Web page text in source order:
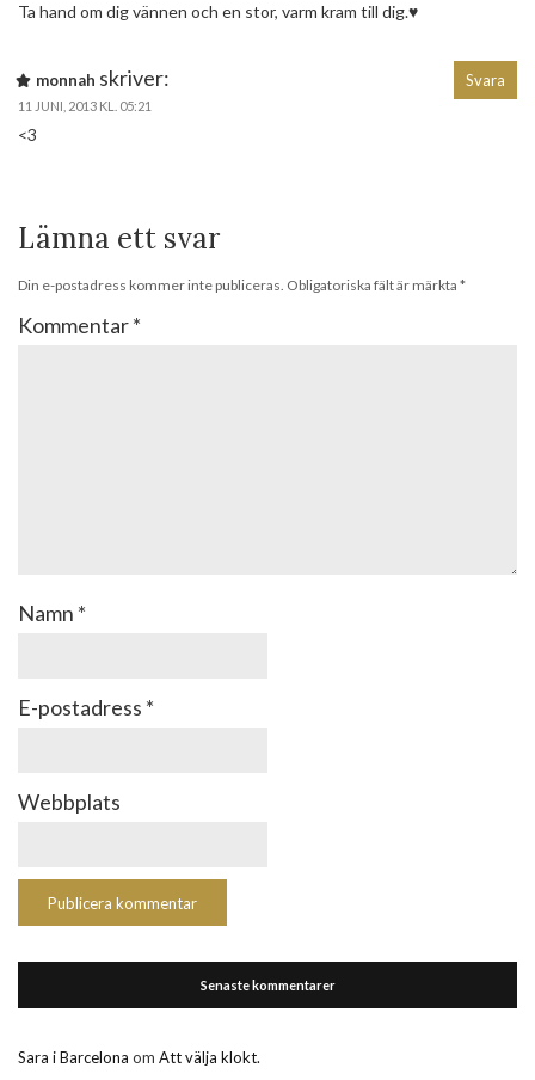
Ta hand om dig vännen och en stor, varm kram till dig.♥
monnah skriver:
11 JUNI, 2013 KL. 05:21
<3
Svara
Lämna ett svar
Din e-postadress kommer inte publiceras. Obligatoriska fält är märkta *
Kommentar*
Namn *
E-postadress *
Webbplats
Senaste kommentarer
Sara i Barcelona om Att välja klokt.